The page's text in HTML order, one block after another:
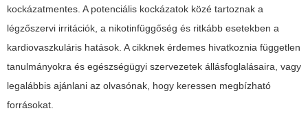
kockázatmentes. A potenciális kockázatok közé tartoznak a
légzőszervi irritációk, a nikotinfüggőség és ritkább esetekben a
kardiovaszkuláris hatások. A cikknek érdemes hivatkoznia független
tanulmányokra és egészségügyi szervezetek állásfoglalásaira, vagy
legalábbis ajánlani az olvasónak, hogy keressen megbízható
forrásokat.